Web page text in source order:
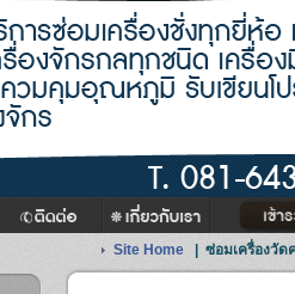
Site Home ซ่อมเครื่องวัด